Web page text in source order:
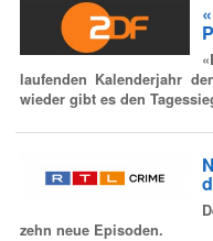
laufenden Kalenderjahr
wieder gibt es den
zehn neue Episoden.